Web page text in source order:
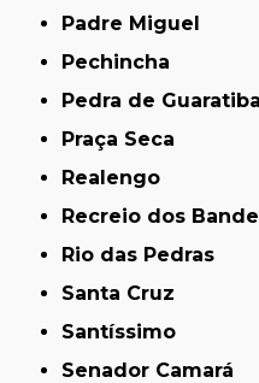
Padre Miguel
Pechincha
Pedra de Guaratiba
Praça Seca
Realengo
Recreio dos
Rio das Pedras
Santa Cruz
Santíssimo
Senador Camará